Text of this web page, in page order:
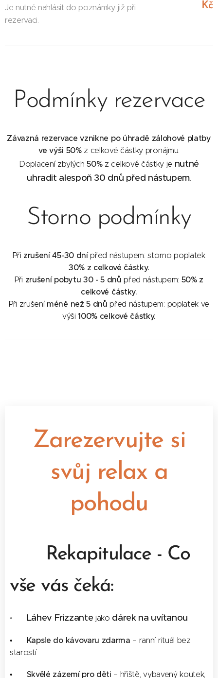
Je nutné nahlásit do poznámky již při
rezervaci.
Kč
Podmínky rezervace
Závazná rezervace vznikne po úhradě zálohové platby
ve výši 50%z celkové částky pronájmu.
Doplacení zbylých50%z celkové částky je nutné
uhradit alespoň 30 dnů před nástupem.
Storno podmínky
Při zrušení 45-30 dnípřed nástupem: storno poplatek
30% z celkové částky.
Při zrušení pobytu 30 - 5 dnů před nástupem: 50% z
celkové částky.
Při zrušení méně než 5 dnů před nástupem: poplatek ve
výši100% celkové částky.
Zarezervujte si
svůj relax a
pohodu
Rekapitulace - Co
vše vás čeká:
• 🍾 Láhev Frizzante jako dárek na uvítanou
• ☕ Kapsle do kávovaru zdarma – ranní rituál bez
starostí
• 🛝 Skvělé zázemí pro děti – hřiště, vybavený koutek,